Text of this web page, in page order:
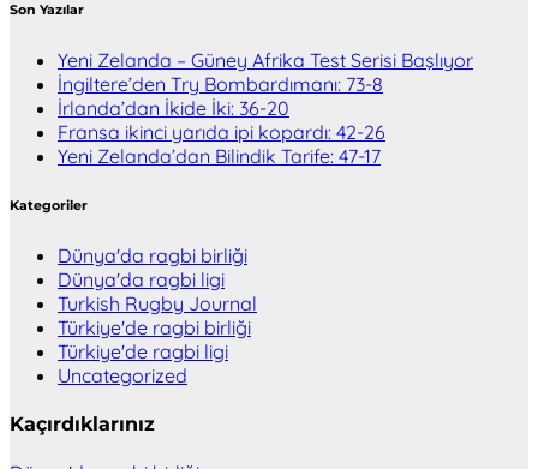
Son Yazılar
Yeni Zelanda – Güney Afrika Test Serisi Başlıyor
İngiltere’den Try Bombardımanı: 73-8
İrlanda’dan İkide İki: 36-20
Fransa ikinci yarıda ipi kopardı: 42-26
Yeni Zelanda’dan Bilindik Tarife: 47-17
Kategoriler
Dünya'da ragbi birliği
Dünya'da ragbi ligi
Turkish Rugby Journal
Türkiye'de ragbi birliği
Türkiye'de ragbi ligi
Uncategorized
Kaçırdıklarınız